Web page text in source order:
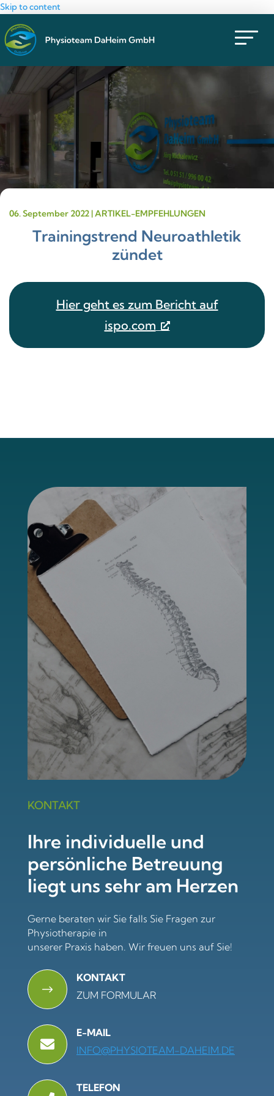
Skip to content
06. September 2022 | ARTIKEL-EMPFEHLUNGEN
Trainingstrend Neuroathletik
zündet
Hier geht es zum Bericht auf
ispo.com
KONTAKT
Ihre individuelle und
persönliche Betreuung
liegt uns sehr am Herzen
Gerne beraten wir Sie falls Sie Fragen zur
Physiotherapie in
unserer Praxis haben. Wir freuen uns auf Sie!
$
KONTAKT
ZUM FORMULAR

E-MAIL
INFO@PHYSIOTEAM-DAHEIM.DE
TELEFON